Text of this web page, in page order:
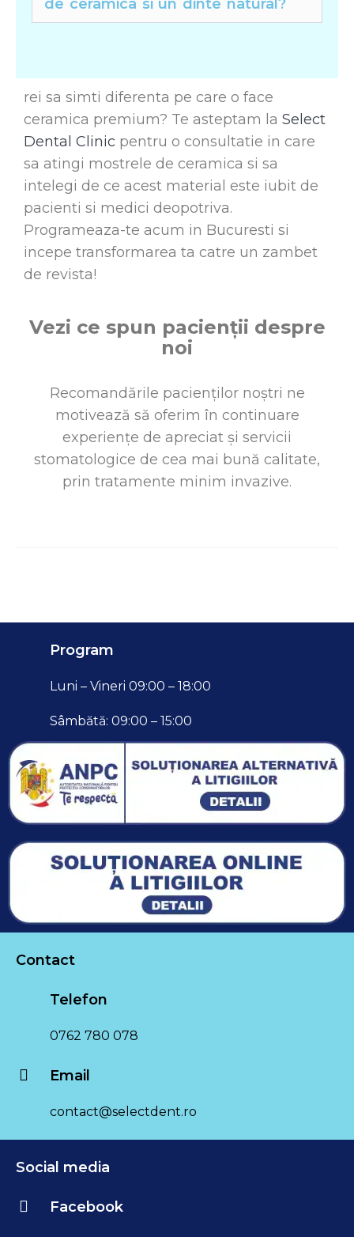
de ceramica si un dinte natural?
rei sa simti diferenta pe care o face
ceramica premium? Te asteptam la Select
Dental Clinic pentru o consultatie in care
sa atingi mostrele de ceramica si sa
intelegi de ce acest material este iubit de
pacienti si medici deopotriva.
Programeaza-te acum in Bucuresti si
incepe transformarea ta catre un zambet
de revista!
Vezi ce spun pacienții despre
noi
Recomandările pacienților noștri ne
motivează să oferim în continuare
experiențe de apreciat și servicii
stomatologice de cea mai bună calitate,
prin tratamente minim invazive.
Program
Luni – Vineri 09:00 – 18:00
Sâmbătă: 09:00 – 15:00
Contact
Telefon
0762 780 078
Email
contact@selectdent.ro
Social media
Facebook